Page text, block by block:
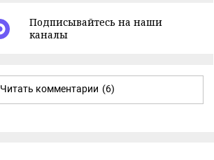
Подписывайтесь на наши
каналы
Читать комментарии (6)